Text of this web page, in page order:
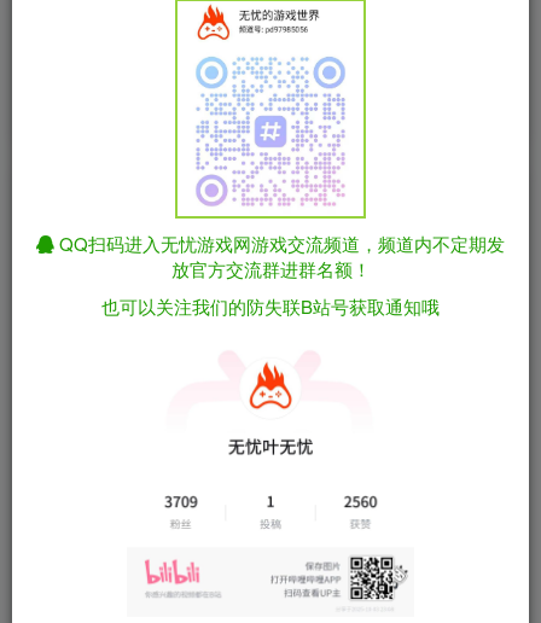
12比6好/12 is Better Than 6 v3612466（官
免费资源
12比6好/12 is Better Than 6 v3612466（官
有问题看网站顶部解压运
迅雷下载
全站统一解压密码：
百度下载 UC下载
QQ扫码进入无忧游戏网游戏交流频道，频道内不定期发
放官方交流群进群名额！
也可以关注我们的防失联B站号获取通知哦